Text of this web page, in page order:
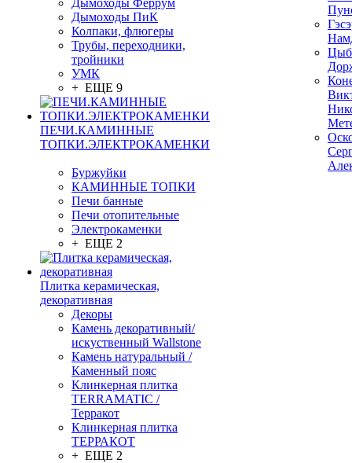
Дымоходы Феррум
Дымоходы ПиК
Колпаки, флюгеры
Трубы, переходники,
тройники
УМК
+ ЕЩЕ 9
ПЕЧИ.КАМИННЫЕ
ТОПКИ.ЭЛЕКТРОКАМЕНКИ
Буржуйки
КАМИННЫЕ ТОПКИ
Печи банные
Печи отопительные
Электрокаменки
+ ЕЩЕ 2
Плитка керамическая,
декоративная
Декоры
Камень декоративный/
искуственный Wallstone
Камень натуральный /
Каменный пояс
Клинкерная плитка
TERRAMATIC /
Терракот
Клинкерная плитка
ТЕРРАКОТ
+ ЕЩЕ 2